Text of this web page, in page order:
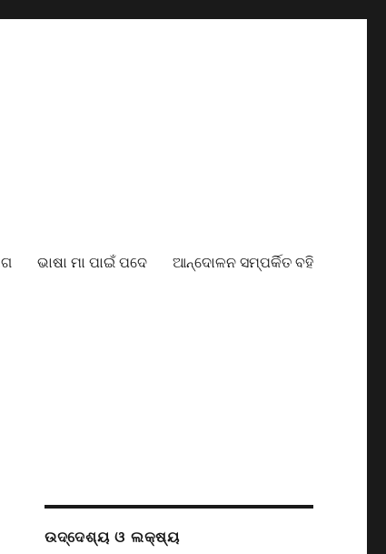
ଭାଷା ମା ପାଇଁ ପଦେ ଆନ୍ଦୋଳନ ସମ୍ପର୍କିତ ବହି
ଉଦ୍ଦେଶ୍ୟ ଓ ଲକ୍ଷ୍ୟ